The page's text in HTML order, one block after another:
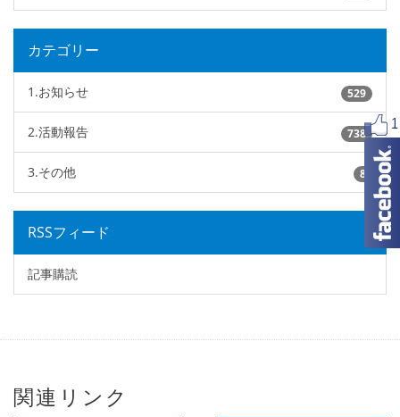
カテゴリー
1.お知らせ 529
2.活動報告 738
3.その他 8
RSSフィード
記事購読
関連リンク